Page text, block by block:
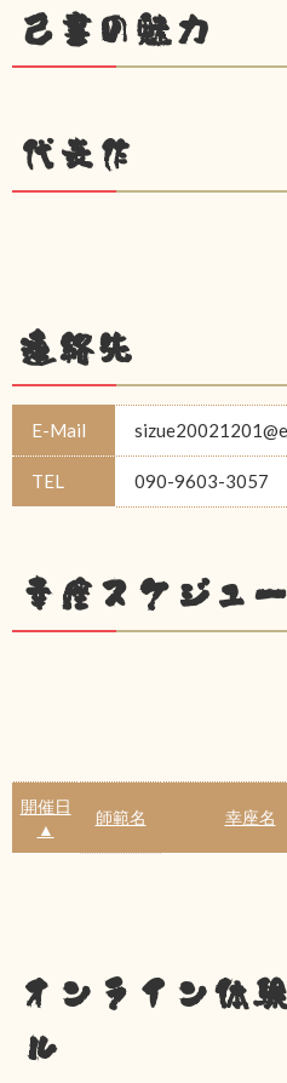
己書の魅力
代表作
連絡先
E-Mail
TEL 090-9603-3057
幸座スケジュ
開催日
▲
師範名 幸座名
オンライン体
ル